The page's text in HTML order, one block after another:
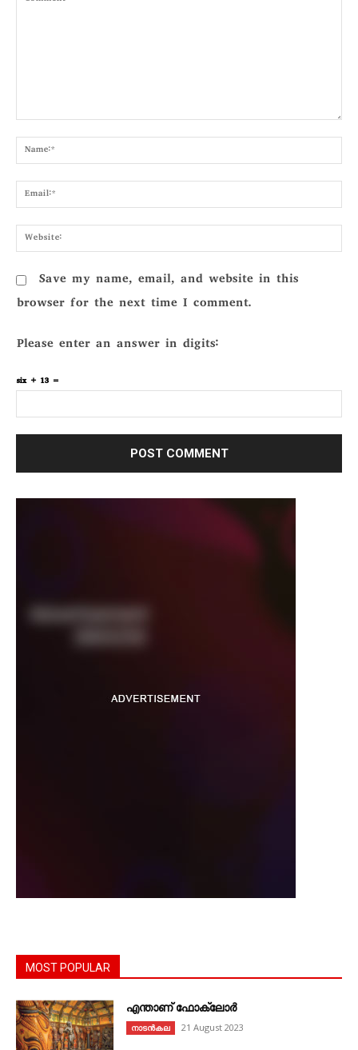
Save my name, email, and website in this
browser for the next time I comment.
Please enter an answer in digits:
six + 13 =
MOST POPULAR
എന്താണ്‌ ഫോക്‌ലോർ
നാടൻകല 21 August 2023